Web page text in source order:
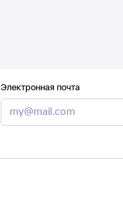
Электронная почта